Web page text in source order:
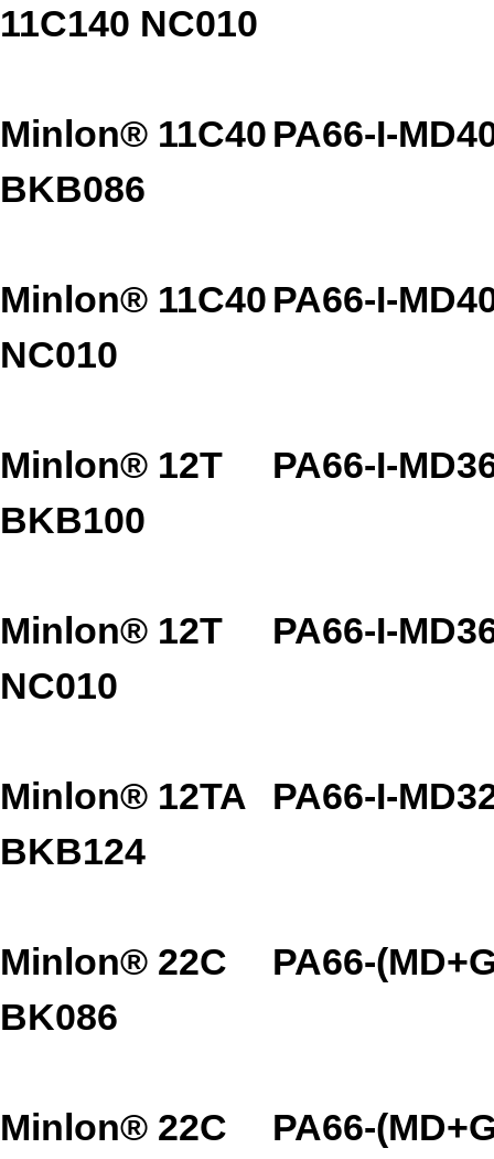
11C140 NC010
Minlon® 11C40
BKB086
PA66-I-
Minlon® 11C40
NC010
PA66-I-
Minlon® 12T
BKB100
PA66-I-
Minlon® 12T
NC010
PA66-I-
Minlon® 12TA
BKB124
PA66-I-
Minlon® 22C
BK086
PA66-
Minlon® 22C
PA66-